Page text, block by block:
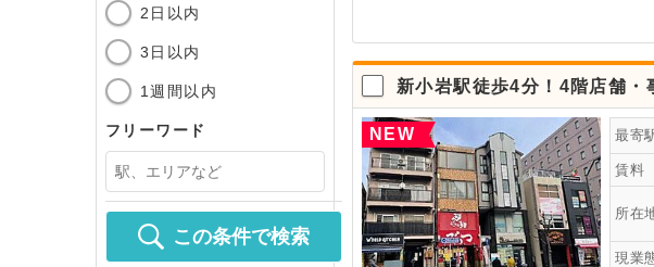
2日以内
3日以内
1週間以内
フリーワード
この条件で検索
新小岩駅徒歩4分！4階店舗・
NEW 最寄
賃料
所在
現業